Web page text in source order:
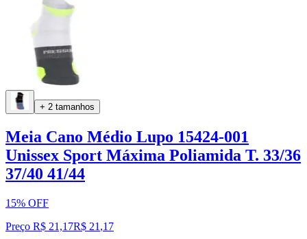
+ 2 tamanhos
Meia Cano Médio Lupo 15424-001
Unissex Sport Máxima Poliamida T. 33/36
37/40 41/44
15% OFF
Preço R$ 21,17R$ 21 ,17